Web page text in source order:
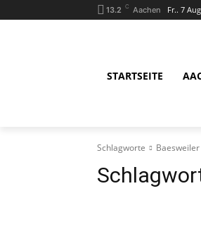
13.2 C Aachen Fr.. 7
STARTSEITE
Schlagworte Baesweiler